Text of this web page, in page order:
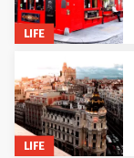
LIFE
LIFE